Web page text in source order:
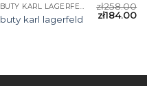
BUTY KARL LAGERFELD
buty karl lagerfeld
zł258.00
zł184.00